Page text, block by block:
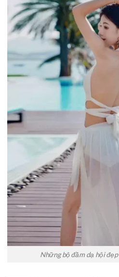
Những bộ đầm dạ hội